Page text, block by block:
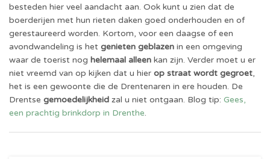
besteden hier veel aandacht aan. Ook kunt u zien dat de
boerderijen met hun rieten daken goed onderhouden en of
gerestaureerd worden. Kortom, voor een daagse of een
avondwandeling is het genieten geblazen in een omgeving
waar de toerist nog helemaal alleen kan zijn. Verder moet u er
niet vreemd van op kijken dat u hier op straat wordt gegroet,
het is een gewoonte die de Drentenaren in ere houden. De
Drentse gemoedelijkheid zal u niet ontgaan. Blog tip: Gees,
een prachtig brinkdorp in Drenthe.